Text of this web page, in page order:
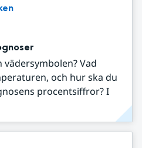
Vad
och hur ska du
procentsiffror? I